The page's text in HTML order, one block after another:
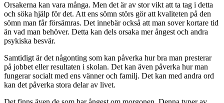
Orsakerna kan vara många. Men det är av stor vikt att ta tag i detta
och söka hjälp för det. Att ens sömn störs gör att kvaliteten på den
sömn man får försämras. Det innebär också att man sover kortare tid
än vad man behöver. Detta kan dels orsaka mer ångest och andra
psykiska besvär.
Samtidigt är det någonting som kan påverka hur bra man presterar
på jobbet eller resultaten i skolan. Det kan även påverka hur man
fungerar socialt med ens vänner och familj. Det kan med andra ord
kan det påverka stora delar av livet.